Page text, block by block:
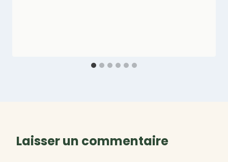
Laisser un commentaire